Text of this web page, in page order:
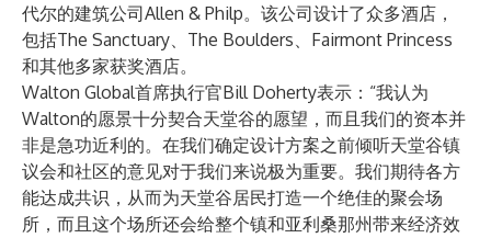
代尔的建筑公司Allen & Philp。该公司设计了众多酒店，
包括The Sanctuary、The Boulders、Fairmont Princess
和其他多家获奖酒店。
Walton Global首席执行官Bill Doherty表示：“我认为
Walton的愿景十分契合天堂谷的愿望，而且我们的资本并
非是急功近利的。在我们确定设计方案之前倾听天堂谷镇
议会和社区的意见对于我们来说极为重要。我们期待各方
能达成共识，从而为天堂谷居民打造一个绝佳的聚会场
所，而且这个场所还会给整个镇和亚利桑那州带来经济效